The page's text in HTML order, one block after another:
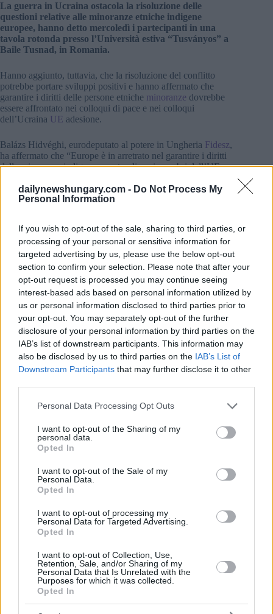
dailynewshungary.com - Do Not Process My
Personal Information
If you wish to opt-out of the sale, sharing to third parties, or
processing of your personal or sensitive information for
targeted advertising by us, please use the below opt-out
section to confirm your selection. Please note that after your
opt-out request is processed you may continue seeing
interest-based ads based on personal information utilized by
us or personal information disclosed to third parties prior to
your opt-out. You may separately opt-out of the further
disclosure of your personal information by third parties on the
IAB’s list of downstream participants. This information may
also be disclosed by us to third parties on the IAB’s List of
Downstream Participants that may further disclose it to other
Please note that this website/app uses one or more Google
not limited to your visit or usage behaviour. You may click to
grant or deny consent to Google and its third-party tags to
use your data for below specified purposes in below Google
consent section.
Personal Data Processing Opt Outs
I want to opt-out of the Sharing of my
personal data.
Opted In
I want to opt-out of the Sale of my
Personal Data.
Opted In
I want to opt-out of processing my
Personal Data for Targeted Advertising.
Opted In
I want to opt-out of Collection, Use,
Retention, Sale, and/or Sharing of my
Personal Data that Is Unrelated with the
Purposes for which it was collected.
Opted In
La guerra in Ucraina ostacola la risoluzione delle
questioni relative alle minoranze etniche indigene
europee, hanno detto mercoledì i partecipanti in una
tavola rotonda presso l’Università estiva “Tusványos” a
Baile Tusnad, in Romania.
Hanno aggiunto, tuttavia, che la risoluzione del conflitto
potrebbe portare sviluppi positivi e hanno affermato che
garantire i diritti delle persone etniche minoranze dovrebbe
essere affrontato nei colloqui di pace e nei colloqui
dell’Ucraina UE adesione.
Balázs Hidvéghi, eurodeputato al potere in Ungheria Fidesz,
ha affermato che “Europe è in arretrato nel garantire i diritti
delle minoranze indigene, mentre diversi membri dell’UE
Secondo Hidvéghi, i membri dell’UE con grandi comunità
Europea “si rifiuta di risolvere la questione dicendo che non
ha il potere di farlo, mentre quando si tratta di altri tipi di
minoranze hanno una preferenza per intercedere nelle
competenze nazionali” Ha detto che è importante che le
minoranze siano rappresentate da organizzazioni di cui il
paese in questione ha fiducia, e che non sono considerate una
hazard”. Ad esempio, lo ha detto Quello della Romania i
politici di etnia ungherese avevano ottenuto grandi risultati nel
promuovere gli interessi della comunità ungherese”.
Riferendosi a Ucraina
, Hidvéghi ha detto “è difficile parlare
di protezione delle minoranze” perché quel paese ha “forti
sforzi per assimilare” le sue minoranze, e ha insistito sul fatto
che l’Ucraina ha “adottato una legge che equivale a negare
agire insieme e chiedere la codificazione di tali diritti, ha
#guerra in ucraina minoranza
romania
ungheria #unione europea
Your email address will not be published. Required fields are marked*
*
*